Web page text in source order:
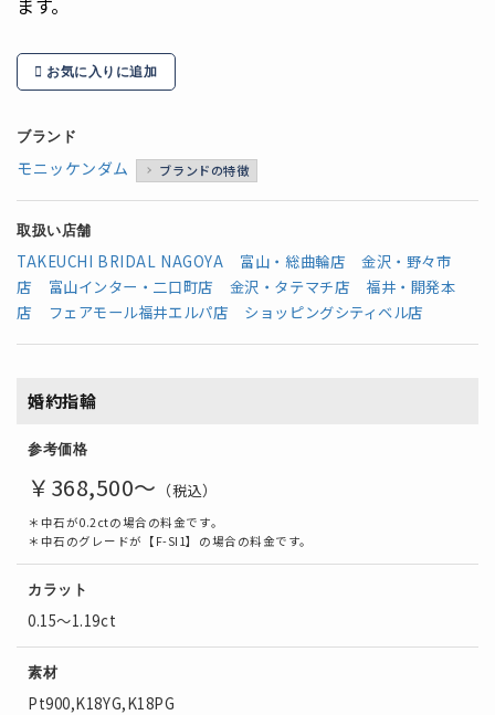
ます。
お気に入りに追加
ブランド
モニッケンダム ブランドの特徴
取扱い店舗
TAKEUCHI BRIDAL NAGOYA 富山・総曲輪店
金沢・野々市
店
富山インター・二口町店 金沢・タテマチ店
福井・開発本
店
フェアモール福井エルパ店 ショッピングシティベル店
婚約指輪
参考価格
￥368,500～ （税込）
＊中石が0.2ctの場合の料金です。
＊中石のグレードが【F-SI1】の場合の料金です。
カラット
0.15～1.19ct
素材
Pt900,K18YG,K18PG